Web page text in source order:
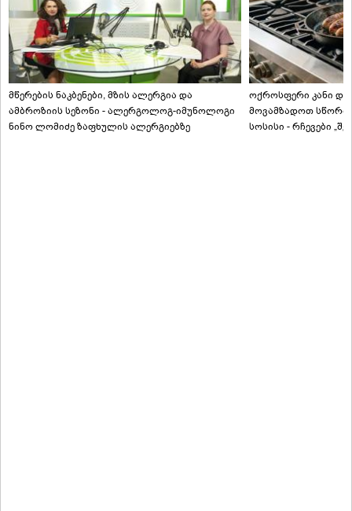
მწერების ნაკბენები, მზის ალერგია და
ამბროზიის სეზონი - ალერგოლოგ-იმუნოლოგი
ნინო ლომიძე ზაფხულის ალერგიებზე
ოქროსფერი კანი და
მოვამზადოთ
სოსისი - რჩევები